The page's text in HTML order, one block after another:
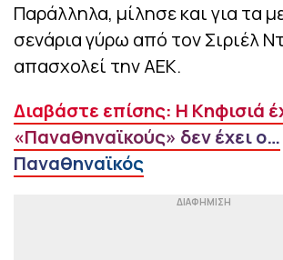
Παράλληλα, μίλησε και για τα
σενάρια γύρω από τον Σιριέλ
απασχολεί την ΑΕΚ.
Διαβάστε επίσης: Η Κηφισιά
«Παναθηναϊκούς» δεν έχει ο…
Παναθηναϊκός